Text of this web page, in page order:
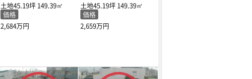
土地45.19坪 149.39㎡
価格
2,684万円
土地45.19坪 149.39㎡
価格
2,659万円